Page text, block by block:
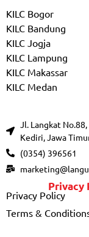
KILC Bogor
KILC Bandung
KILC Jogja
KILC Lampung
KILC Makassar
KILC Medan
Jl. Langkat
Kediri, Jawa
(0354) 396561
Privacy
Privacy Policy
Terms &